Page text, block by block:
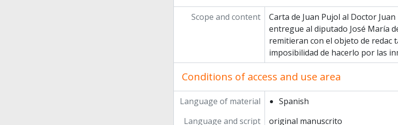
Scope and content
Carta de Juan Pujol al Doctor
entregue al diputado José María
remitieran con el objeto de redac­
imposibilidad de hacerlo por las
Conditions of access and use area
Language of material
Spanish
Language and script
original manuscrito